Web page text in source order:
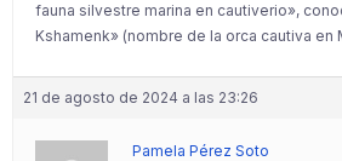
fauna silvestre marina en cautiverio»,
Kshamenk» (nombre de la orca cautiva en
21 de agosto de 2024 a las 23:26
Pamela Pérez Soto